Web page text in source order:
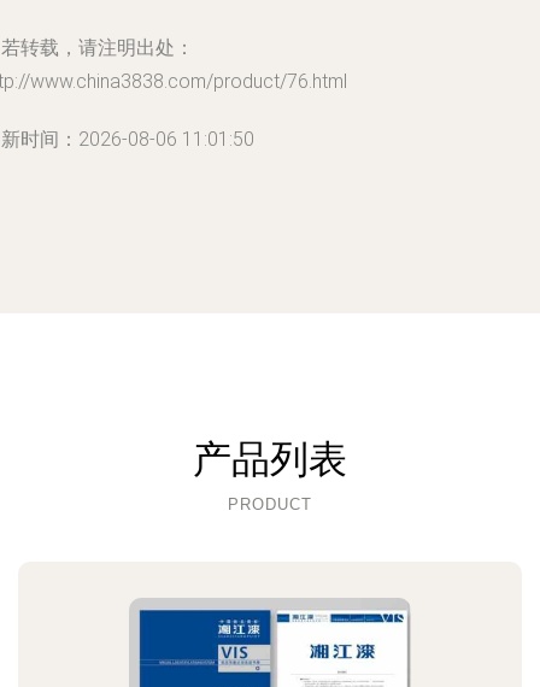
转载，请注明出处：
www.china3838.com/product/76.html
时间：2026-08-06 11:01:50
产品列表
PRODUCT